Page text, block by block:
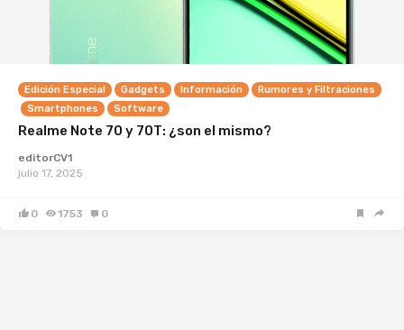
Edición Especial Gadgets Información
Rumores y Filtraciones
Smartphones
Software
Realme Note 70 y 70T: ¿son el mismo?
editorCV1
julio 17, 2025
0 1753 0